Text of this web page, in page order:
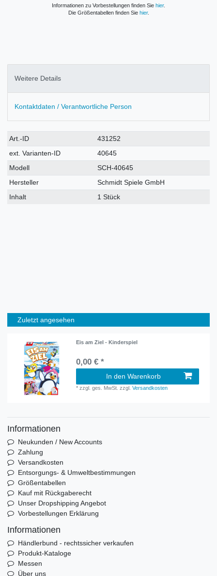
Informationen zu Vorbestellungen finden Sie hier.
Die Größentabellen finden Sie hier.
Weitere Details
Kontaktdaten / Verantwortliche Person
Technisches
Merkmal
Wert
Art.-ID
431252
ext. Varianten-ID
40645
Modell
SCH-40645
Hersteller
Schmidt Spiele GmbH
Inhalt
1 Stück
Zuletzt angesehen
Eis am Ziel - Kinderspiel
0,00 € *
In den Warenkorb
*zzgl. ges. MwSt. zzgl.Versandkosten
Informationen
Neukunden / New Accounts
Zahlung
Versandkosten
Entsorgungs- & Umweltbestimmungen
Größentabellen
Kauf mit Rückgaberecht
Unser Dropshipping Angebot
Vorbestellungen Erklärung
Informationen
Händlerbund - rechtssicher verkaufen
Produkt-Kataloge
Messen
Über uns